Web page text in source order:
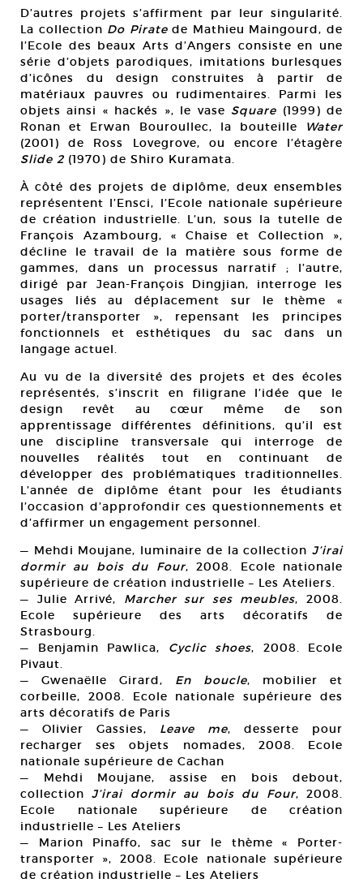
D’autres projets s’affirment par leur singularité.
La collection Do Piratede Mathieu Maingourd, de
l’Ecole des beaux Arts d’Angers consiste en une
série d’objets parodiques, imitations burlesques
d’icônes du design construites à partir de
matériaux pauvres ou rudimentaires. Parmi les
objets ainsi « hackés », le vase Square (1999) de
Ronan et Erwan Bouroullec, la bouteille
Water
(2001) de Ross Lovegrove, ou encore l’étagère
Slide 2 (1970) de Shiro Kuramata.
À côté des projets de diplôme, deux ensembles
représentent l’Ensci, l’Ecole nationale supérieure
de création industrielle. L’un, sous la tutelle de
François Azambourg, « Chaise et Collection »,
décline le travail de la matière sous forme de
gammes, dans un processus narratif ; l’autre,
dirigé par Jean-François Dingjian, interroge les
usages liés au déplacement sur le thème «
porter/transporter », repensant les principes
fonctionnels et esthétiques du sac dans un
langage actuel.
Au vu de la diversité des projets et des écoles
représentés, s’inscrit en filigrane l’idée que le
design revêt au cœur même de son
apprentissage différentes définitions, qu’il est
une discipline transversale qui interroge de
nouvelles réalités tout en continuant de
développer des problématiques traditionnelles.
L’année de diplôme étant pour les étudiants
l’occasion d’approfondir ces questionnements et
d’affirmer un engagement personnel.
— Mehdi Moujane, luminaire de la collection J’irai
dormir au bois du Four, 2008. Ecole nationale
supérieure de création industrielle – Les Ateliers.
— Julie Arrivé, Marcher sur ses meubles, 2008.
Ecole supérieure des arts décoratifs de
Strasbourg.
— Benjamin Pawlica, Cyclic shoes, 2008. Ecole
Pivaut.
— Gwenaëlle Girard, En boucle, mobilier et
corbeille, 2008. Ecole nationale supérieure des
arts décoratifs de Paris
— Olivier Gassies, Leave me, desserte pour
recharger ses objets nomades, 2008. Ecole
nationale supérieure de Cachan
— Mehdi Moujane, assise en bois debout,
collectionJ’irai dormir au bois du Four, 2008.
Ecole nationale supérieure de création
industrielle – Les Ateliers
— Marion Pinaffo, sac sur le thème « Porter-
transporter », 2008. Ecole nationale supérieure
de création industrielle – Les Ateliers